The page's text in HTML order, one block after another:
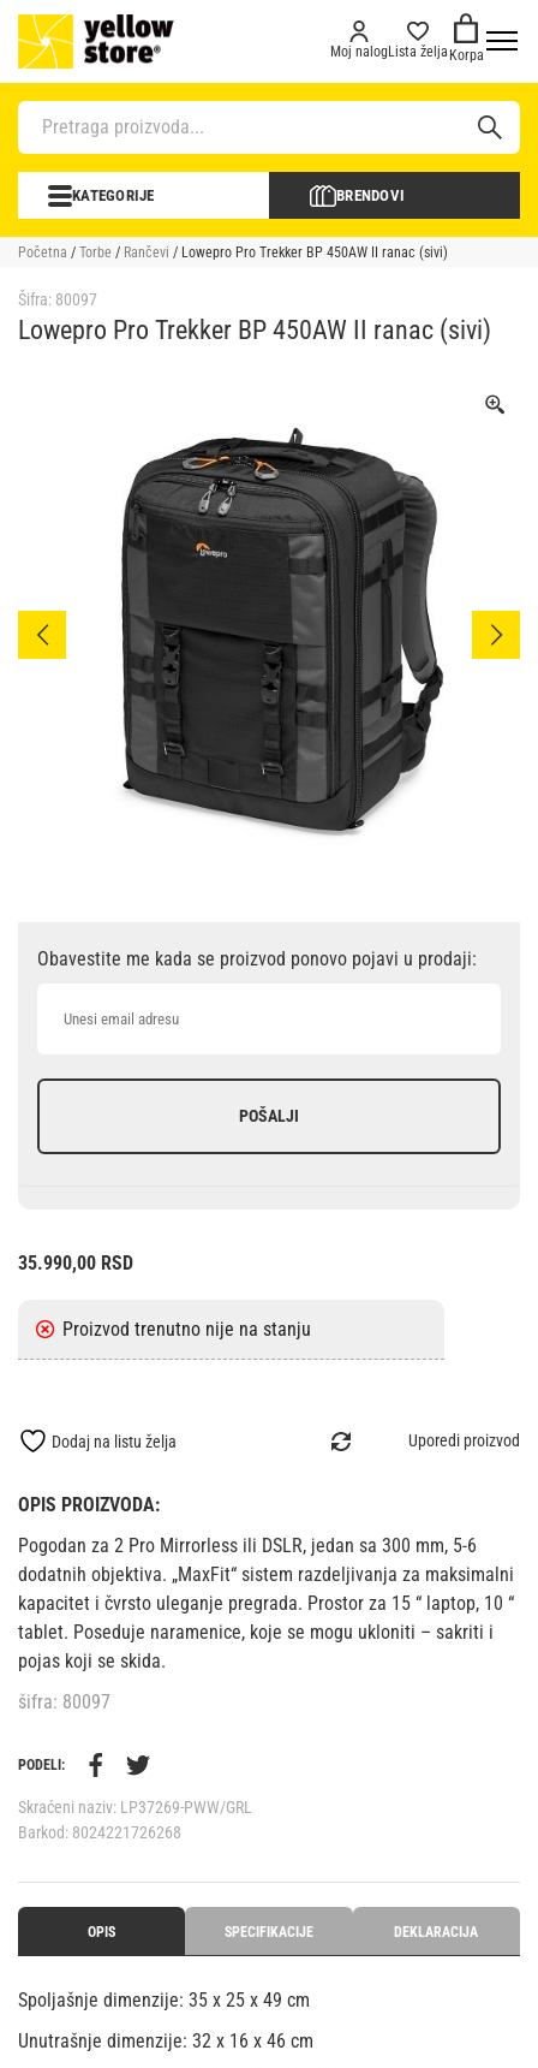
Moj nalogLista želja Korpa
KATEGORIJE BRENDOVI
Početna / Torbe / Rančevi / Lowepro Pro Trekker BP 450AW II ranac (sivi)
Šifra: 80097
Lowepro Pro Trekker BP 450AW II ranac (sivi)
35.990,00 RSD
Obavestite me kada se proizvod ponovo pojavi u prodaji:
POŠALJI
OPIS PROIZVODA:
Pogodan za 2 Pro Mirrorless ili DSLR, jedan sa 300 mm, 5-6
dodatnih objektiva. „MaxFit“ sistem razdeljivanja za maksimalni
kapacitet i čvrsto uleganje pregrada. Prostor za 15 “ laptop, 10 “
tablet. Poseduje naramenice, koje se mogu ukloniti – sakriti i
pojas koji se skida.
šifra: 80097
Dodaj na listu želja Uporedi proizvod
PODELI:
Skraćeni naziv: LP37269-PWW/GRL
Barkod: 8024221726268
OPIS SPECIFIKACIJE DEKLARACIJA
Spoljašnje dimenzije: 35 x 25 x 49 cm
Unutrašnje dimenzije: 32 x 16 x 46 cm